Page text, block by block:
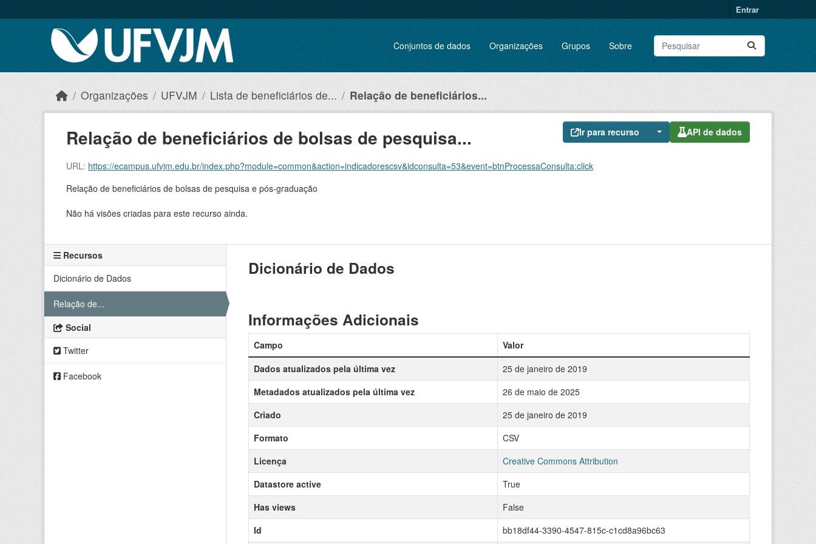
Entrar
Conjuntos de dados Organizações Grupos Sobre
Organizações UFVJM Lista de beneficiários de... Relação de beneficiários...
Ir para recurso API de dados
Relação de beneficiários de bolsas de pesquisa...
URL: https://ecampus.ufvjm.edu.br/index.php?module=common&action=indicadorescsv&idconsulta=53&event=btnProcessaConsulta:click
Relação de beneficiários de bolsas de pesquisa e pós-graduação
Não há visões criadas para este recurso ainda.
Recursos
Dicionário de Dados
Relação de...
Social
Twitter
Facebook
Dicionário de Dados
Informações Adicionais
Campo
Valor
Dados atualizados pela última vez
25 de janeiro de 2019
Metadados atualizados pela última vez
26 de maio de 2025
Criado
25 de janeiro de 2019
Formato
CSV
Licença
Creative Commons Attribution
Datastore active
True
Has views
False
Id
bb18df44-3390-4547-815c-c1cd8a96bc63